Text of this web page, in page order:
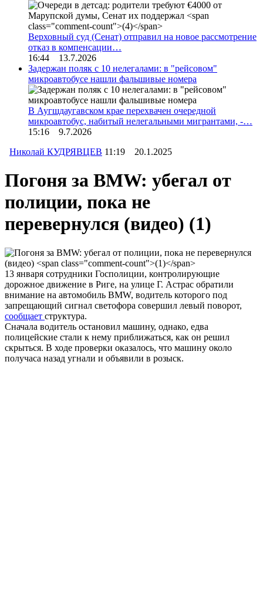
Верховный суд (Сенат) отправил на новое рассмотрение
отказ в компенсации…
16:44 13.7.2026
Задержан поляк с 10 нелегалами: в "рейсовом"
микроавтобусе нашли фальшивые номера
В Аугшдаугавском крае перехвачен очередной
микроавтобус, набитый нелегальными мигрантами, -…
15:16 9.7.2026
Николай КУДРЯВЦЕВ 11:19 20.1.2025
Погоня за BMW: убегал от
полиции, пока не
перевернулся (видео) (1)
13 января сотрудники Госполиции, контролирующие
дорожное движение в Риге, на улице Г. Астрас обратили
внимание на автомобиль BMW, водитель которого под
запрещающий сигнал светофора совершил левый поворот,
сообщает структура.
Сначала водитель остановил машину, однако, едва
полицейские стали к нему приближаться, как он решил
скрыться. В ходе проверки оказалось, что машину около
получаса назад угнали и объявили в розыск.